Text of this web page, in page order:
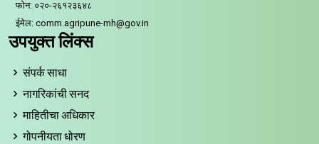
फोन: ०२०-२६१२३६४८
ईमेल: comm.agripune-mh@gov.in
उपयुक्त लिंक्स
संपर्क साधा
नागरिकांची सनद
माहितीचा अधिकार
गोपनीयता धोरण